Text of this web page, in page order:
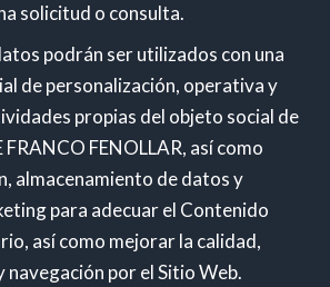
solicitud o consulta.
podrán ser utilizados con una
de personalización, operativa y
propias del objeto social de
FRANCO FENOLLAR, así como
almacenamiento de datos y
para adecuar el Contenido
así como mejorar la calidad,
por el Sitio Web.